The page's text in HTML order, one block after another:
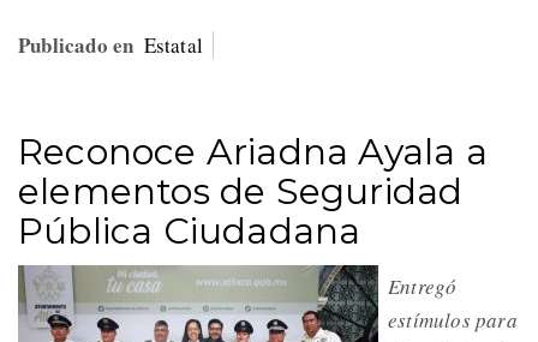
Publicado en Estatal
Reconoce Ariadna Ayala a
elementos de Seguridad
Pública Ciudadana
Entregó
estímulos para